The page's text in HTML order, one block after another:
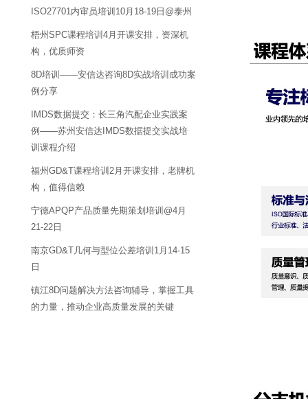
ISO27701内审员培训10月18-19日@泰州
梧州SPC课程培训4月开课安排，资深机
构，优质师资
8D培训——安信达咨询8D实战培训成功案
例分享
IMDS数据提交：长三角汽配企业实践案
例——苏州安信达IMDS数据提交实战培
训课程介绍
福州GD&T课程培训2月开课安排，老牌机
构，值得信赖
宁德APQP产品质量先期策划培训@4月
21-22日
南京GD&T几何与型位公差培训1月14-15
日
镇江8D问题解决方法咨询辅导，掌握工具
的力量，推动企业高质量发展的关键